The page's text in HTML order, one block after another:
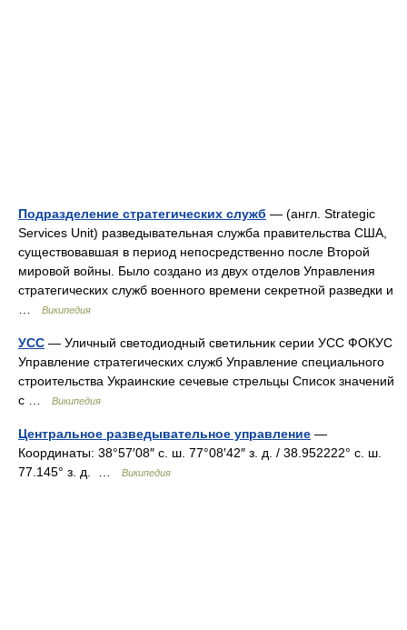
Подразделение стратегических служб — (англ. Strategic
Services Unit) разведывательная служба правительства США,
существовавшая в период непосредственно после Второй
мировой войны. Было создано из двух отделов Управления
стратегических служб военного времени секретной разведки и
Википедия
УСС — Уличный светодиодный светильник серии УСС ФОКУС
Управление стратегических служб Управление специального
строительства Украинские сечевые стрельцы Список значений
с …
Википедия
Центральное разведывательное управление —
Координаты: 38°57′08″ с. ш. 77°08′42″ з. д. / 38.952222° с. ш.
77.145° з. д. …
Википедия